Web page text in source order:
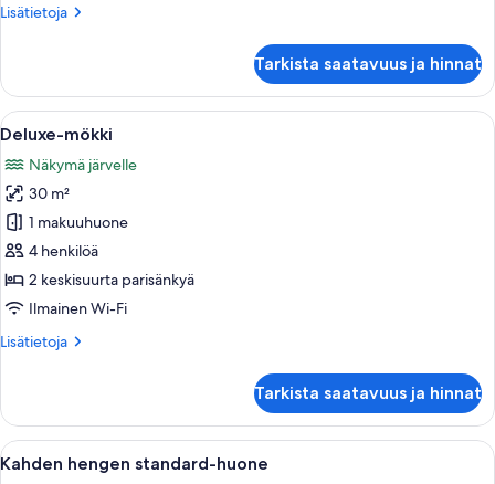
Lisätietoja
Lisätietoja
poreamme
Tarkista saatavuus ja hinnat
Avaa
kaikki
huonetyypin
Deluxe-
mökki
kuvat
Huone, josta on näkymä vesistöön,
13
Deluxe-mökki
Näkymä järvelle
30 m²
1 makuuhuone
4 henkilöä
2 keskisuurta parisänkyä
Ilmainen Wi-Fi
Lisätietoja
Lisätietoja
Tarkista saatavuus ja hinnat
Avaa
kaikki
Huoneessa on puinen pöytä, kaksi
13
Kahden hengen standard-huone